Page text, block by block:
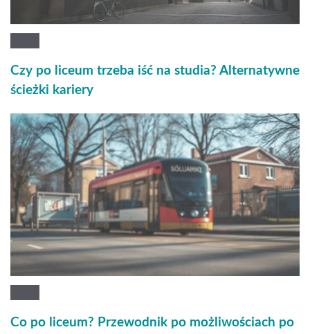
Czy po liceum trzeba iść na studia? Alternatywne
ścieżki kariery
Co po liceum? Przewodnik po możliwościach po